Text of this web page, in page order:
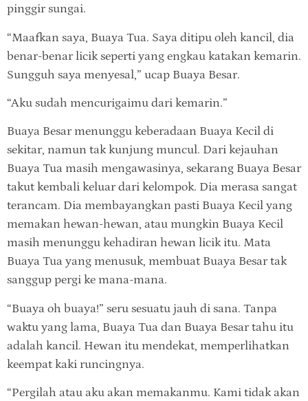
pinggir sungai.
“Maafkan saya, Buaya Tua. Saya ditipu oleh kancil, dia
benar-benar licik seperti yang engkau katakan kemarin.
Sungguh saya menyesal,” ucap Buaya Besar.
“Aku sudah mencurigaimu dari kemarin.”
Buaya Besar menunggu keberadaan Buaya Kecil di
sekitar, namun tak kunjung muncul. Dari kejauhan
Buaya Tua masih mengawasinya, sekarang Buaya Besar
takut kembali keluar dari kelompok. Dia merasa sangat
terancam. Dia membayangkan pasti Buaya Kecil yang
memakan hewan-hewan, atau mungkin Buaya Kecil
masih menunggu kehadiran hewan licik itu. Mata
Buaya Tua yang menusuk, membuat Buaya Besar tak
sanggup pergi ke mana-mana.
“Buaya oh buaya!” seru sesuatu jauh di sana. Tanpa
waktu yang lama, Buaya Tua dan Buaya Besar tahu itu
adalah kancil. Hewan itu mendekat, memperlihatkan
keempat kaki runcingnya.
“Pergilah atau aku akan memakanmu. Kami tidak akan